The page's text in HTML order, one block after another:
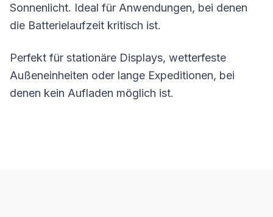
Sonnenlicht. Ideal für Anwendungen, bei denen
die Batterielaufzeit kritisch ist.
Perfekt für stationäre Displays, wetterfeste
Außeneinheiten oder lange Expeditionen, bei
denen kein Aufladen möglich ist.